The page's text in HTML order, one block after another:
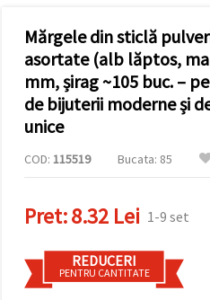
Puteți fi de
utilizați
toate
cookie -
urile făcând
clic pe
"acceptati
toate!" Sau
să vă
indicați
în setări
selectând
cookie -uri
dat și
făcând clic
Mărgele din sticlă
asortate (alb lăptos,
mm, șirag ~105 buc. –
de bijuterii moderne și
unice
COD: 115519 Bucata: 85
Pret:8.32 Lei 1-9 set
REDUCERI
PENTRU CANTITATE